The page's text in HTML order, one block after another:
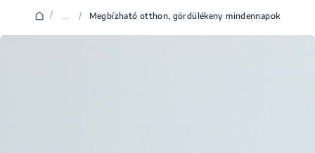
/ ... / Megbízható otthon, gördülékeny mindennapok